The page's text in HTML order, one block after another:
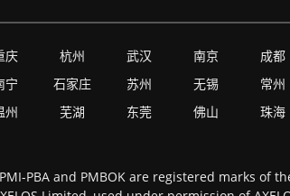
庆 杭州 武汉 南京
成都
宁 石家庄 苏州 无锡
常州
州 芜湖 东莞 佛山 珠海
PBA and PMBOK are registered marks of